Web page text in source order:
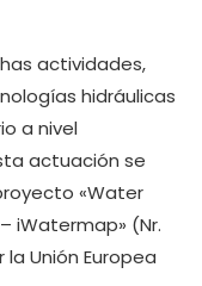
actividades,
hidráulicas
a nivel
actuación se
«Water
iWatermap» (Nr.
Unión Europea